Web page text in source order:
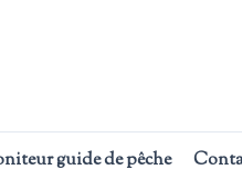
guide de pêche